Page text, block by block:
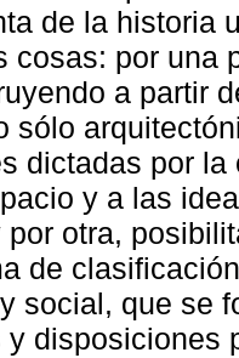
de la historia
cosas: por una
a partir
sólo
dictadas por
y a las
otra,
de
social, que se
y disposiciones